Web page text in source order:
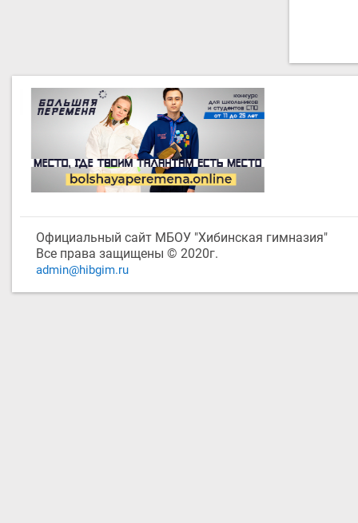
Официальный сайт МБОУ "Хибинская гимназия"
Все права защищены © 2020г.
admin@hibgim.ru